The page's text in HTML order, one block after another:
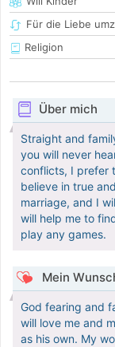
Für die Liebe
Religion
Über mich
Straight and
you will never
conflicts, I prefer
believe in true
marriage, and I
will help me to
play any games.
Mein
God fearing and
will love me and
as his own. My